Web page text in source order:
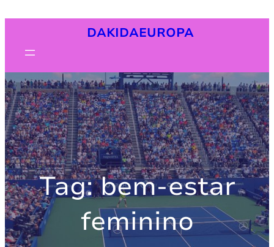
conteúdo
DAKIDAEUROPA
Tag:bem-estar
feminino